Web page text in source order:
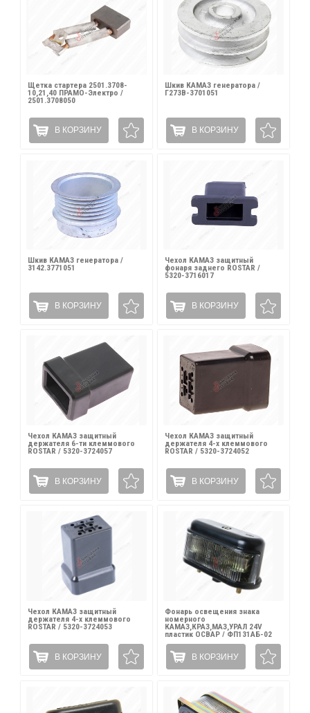
Щетка стартера 2501.3708-
10,21,40 ПРАМО-Электро /
2501.3708050
В КОРЗИНУ
Шкив КАМАЗ генератора /
Г273В-3701051
В КОРЗИНУ
Шкив КАМАЗ генератора /
3142.3771051
В КОРЗИНУ
Чехол КАМАЗ защитный
фонаря заднего ROSTAR /
5320-3716017
В КОРЗИНУ
Чехол КАМАЗ защитный
держателя 6-ти клеммового
ROSTAR / 5320-3724057
В КОРЗИНУ
Чехол КАМАЗ защитный
держателя 4-х клеммового
ROSTAR / 5320-3724052
В КОРЗИНУ
Чехол КАМАЗ защитный
держателя 4-х клеммового
ROSTAR / 5320-3724053
В КОРЗИНУ
Фонарь освещения знака
номерного
КАМАЗ,КРАЗ,МАЗ,УРАЛ 24V
пластик ОСВАР / ФП131АБ-02
В КОРЗИНУ